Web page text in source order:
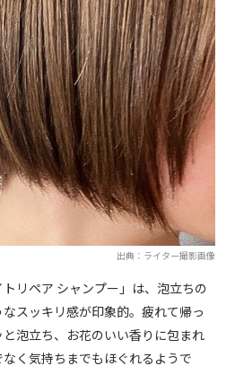
出典：ライター撮影画像
リペア シャンプー」は、泡立ちの
スッキリ感が印象的。疲れて帰っ
泡立ち、お花のいい香りに包まれ
く気持ちまでもほぐれるようで